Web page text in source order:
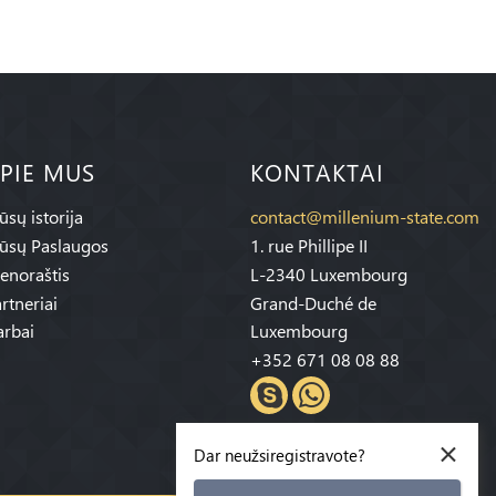
MUS
istorija
Paslaugos
KONTAKTAI
contact@millenium-state.com
1. rue Phillipe II
L-2340 Luxembourg
Grand-Duché de
Luxembourg
+352 671 08 08 88
×
Dar neužsiregistravote?